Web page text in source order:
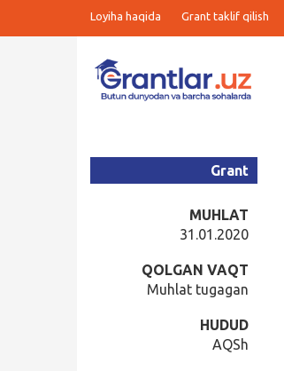
Loyiha haqida Grant taklif qilish
Grant
MUHLAT
31.01.2020
QOLGAN VAQT
Muhlat tugagan
HUDUD
AQSh